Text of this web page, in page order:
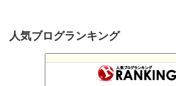
人気ブログランキング